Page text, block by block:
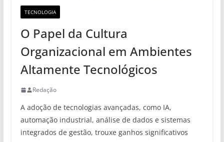
TECNOLOGIA
O Papel da Cultura
Organizacional em Ambientes
Altamente Tecnológicos
Redação
A adoção de tecnologias avançadas, como IA,
automação industrial, análise de dados e sistemas
integrados de gestão, trouxe ganhos significativos